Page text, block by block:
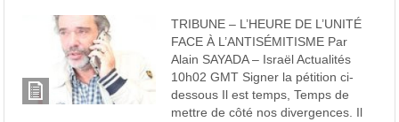
TRIBUNE – L’HEURE DE L’UNITÉ
FACE À L’ANTISÉMITISME Par
Alain SAYADA – Israël Actualités
10h02 GMT Signer la pétition ci-
dessous Il est temps, Temps de
mettre de côté nos divergences. Il